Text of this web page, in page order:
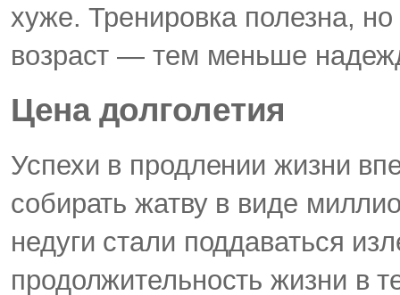
хуже. Тренировка полезна,
возраст — тем меньше
Цена долголетия
Успехи в продлении жизни
собирать жатву в виде
недуги стали поддаваться
продолжительность жизни в